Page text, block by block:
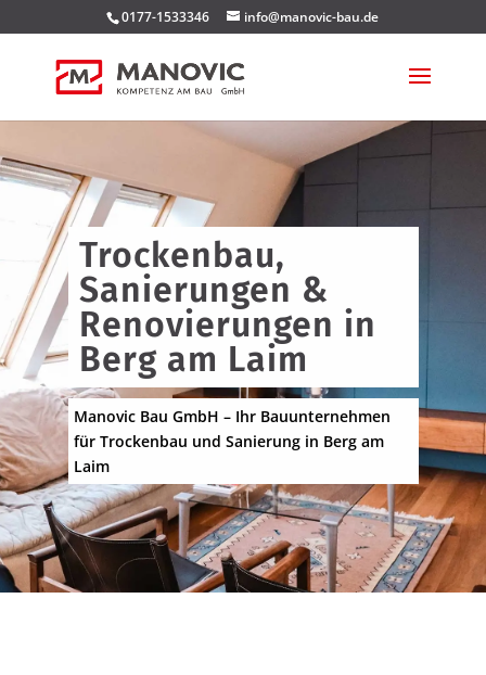
0177-1533346 info@manovic-bau.de
Trockenbau,
Sanierungen &
Renovierungen in
Berg am Laim
Manovic Bau GmbH – Ihr Bauunternehmen
für Trockenbau und Sanierung in Berg am
Laim